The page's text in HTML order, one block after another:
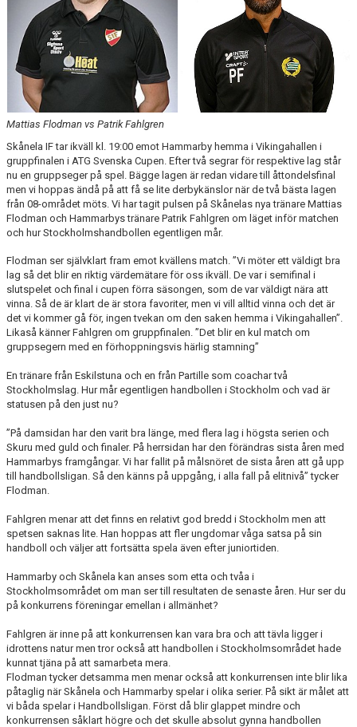
KALENDER
KONTAKT LAG
DOMARE/FUNKTIONÄRER
DOKUMENT
LÄNKAR
KORTPLANSSPELEN
Mattias Flodman vs Patrik Fahlgren
Skånela IF tar ikväll kl. 19:00 emot Hammarby hemma i Vikingahallen i
gruppfinalen i ATG Svenska Cupen. Efter två segrar för respektive lag står
nu en gruppseger på spel. Bägge lagen är redan vidare till åttondelsfinal
men vi hoppas ändå på att få se lite derbykänslor när de två bästa lagen
från 08-området möts. Vi har tagit pulsen på Skånelas nya tränare Mattias
Flodman och Hammarbys tränare Patrik Fahlgren om läget inför matchen
och hur Stockholmshandbollen egentligen mår.
Flodman ser självklart fram emot kvällens match. ”Vi möter ett väldigt bra
lag så det blir en riktig värdemätare för oss ikväll. De var i semifinal i
slutspelet och final i cupen förra säsongen, som de var väldigt nära att
vinna. Så de är klart de är stora favoriter, men vi vill alltid vinna och det är
det vi kommer gå för, ingen tvekan om den saken hemma i Vikingahallen”.
Likaså känner Fahlgren om gruppfinalen. ”Det blir en kul match om
gruppsegern med en förhoppningsvis härlig stamning”
En tränare från Eskilstuna och en från Partille som coachar två
Stockholmslag. Hur mår egentligen handbollen i Stockholm och vad är
statusen på den just nu?
”På damsidan har den varit bra länge, med flera lag i högsta serien och
Skuru med guld och finaler. På herrsidan har den förändras sista åren med
Hammarbys framgångar. Vi har fallit på målsnöret de sista åren att gå upp
till handbollsligan. Så den känns på uppgång, i alla fall på elitnivå” tycker
Flodman.
Fahlgren menar att det finns en relativt god bredd i Stockholm men att
spetsen saknas lite. Han hoppas att fler ungdomar våga satsa på sin
handboll och väljer att fortsätta spela även efter juniortiden.
Hammarby och Skånela kan anses som etta och tvåa i
Stockholmsområdet om man ser till resultaten de senaste åren. Hur ser du
på konkurrens föreningar emellan i allmänhet?
Fahlgren är inne på att konkurrensen kan vara bra och att tävla ligger i
idrottens natur men tror också att handbollen i Stockholmsområdet hade
kunnat tjäna på att samarbeta mera.
Flodman tycker detsamma men menar också att konkurrensen inte blir lika
påtaglig när Skånela och Hammarby spelar i olika serier. På sikt är målet att
vi båda spelar i Handbollsligan. Först då blir glappet mindre och
konkurrensen såklart högre och det skulle absolut gynna handbollen